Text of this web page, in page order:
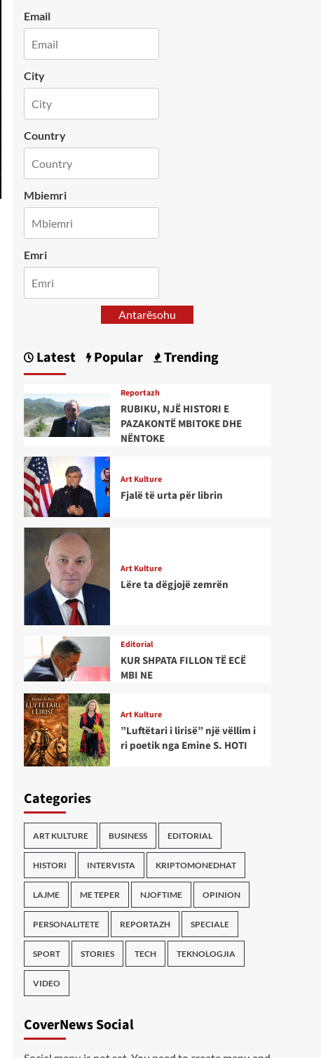
Email
City
Country
Mbiemri
Emri
Antarësohu
Latest Popular Trending
Reportazh
RUBIKU, NJË HISTORI E
PAZAKONTË MBITOKE DHE
NËNTOKE
Art Kulture
Fjalë të urta për librin
Art Kulture
Lëre ta dëgjojë zemrën
Editorial
KUR SHPATA FILLON TË ECË
MBI NE
Art Kulture
”Luftëtari i lirisë” një vëllim i
ri poetik nga Emine S. HOTI
Categories
ART KULTURE BUSINESS EDITORIAL
HISTORI INTERVISTA KRIPTOMONEDHAT
LAJME ME TEPER NJOFTIME OPINION
PERSONALITETE REPORTAZH SPECIALE
SPORT STORIES TECH TEKNOLOGJIA
VIDEO
CoverNews Social